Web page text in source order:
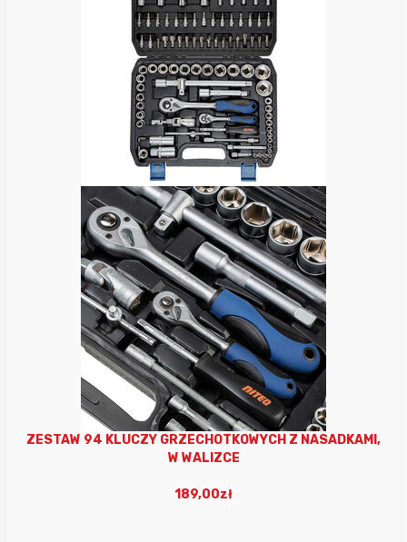
ZESTAW 94 KLUCZY GRZECHOTKOWYCH Z NASADKAMI,
W WALIZCE
189,00zł